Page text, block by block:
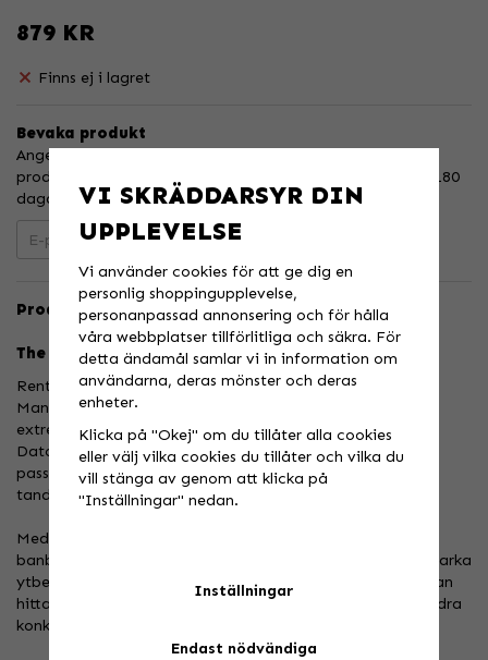
879 KR
Finns ej i lagret
Bevaka produkt
Ange din e-postadress nedan så meddelar vi dig när
produkten finns i lager! Din e-postadress sparas i upp till 180
dagar.
Produktbeskrivning:
The #1 chainwheel in motocross & supercross
Renthal UltraLight bakdrevl är CNC-bearbetade i
Manchester, Storbritannien från 7075 T6 aluminium till
extremt snäva toleranser, 66% lättare än stål.
Datorkonstruerad och testad för att säkerställa en exakt
passform, koncentricitet och lastfördelning med
tandprofilering för att ge maximal kraftöverföring.
Med Renthals kombination av höghållfast basmaterial,
banbrytande tillverkningsmetoder och exceptionella slitstarka
ytbehandlingar är det tydligt att Renthals lätta aludrev kan
hittas på bakhjulen på fler fabriksracemaskiner än alla andra
konkurrerande märken tillsammans.
VI SKRÄDDARSYR DIN
UPPLEVELSE
Vi använder cookies för att ge dig en
personlig shoppingupplevelse,
personanpassad annonsering och för hålla
våra webbplatser tillförlitliga och säkra. För
detta ändamål samlar vi in information om
användarna, deras mönster och deras
enheter.
Klicka på "Okej" om du tillåter alla cookies
eller välj vilka cookies du tillåter och vilka du
vill stänga av genom att klicka på
"Inställningar" nedan.
Inställningar
Endast nödvändiga